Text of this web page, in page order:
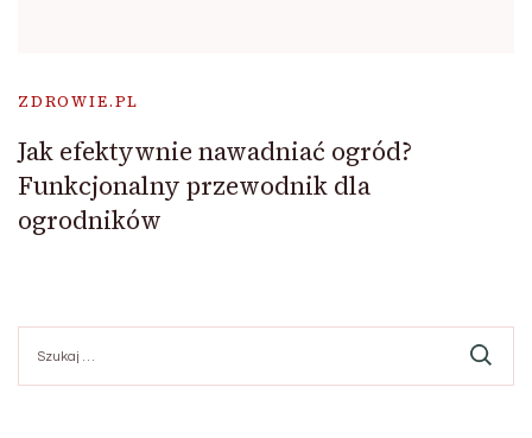
ZDROWIE.PL
Jak efektywnie nawadniać ogród?
Funkcjonalny przewodnik dla
ogrodników